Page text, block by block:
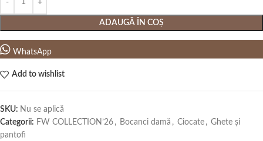
ADAUGĂ ÎN COȘ
WhatsApp
Add to wishlist
SKU: Nu se aplică
Categorii: FW COLLECTION’26 , Bocanci damă , Ciocate , Ghete și
pantofi